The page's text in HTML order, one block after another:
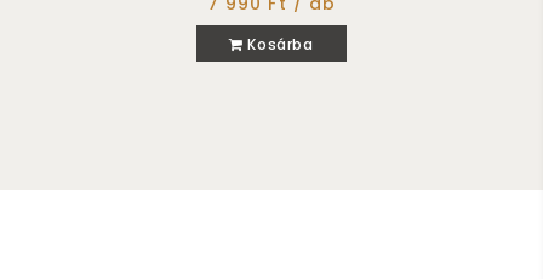
Kosárba